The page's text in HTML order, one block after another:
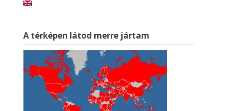
A térképen látod merre jártam